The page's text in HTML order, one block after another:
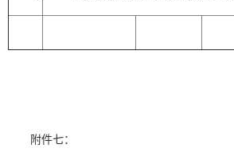
附件七：